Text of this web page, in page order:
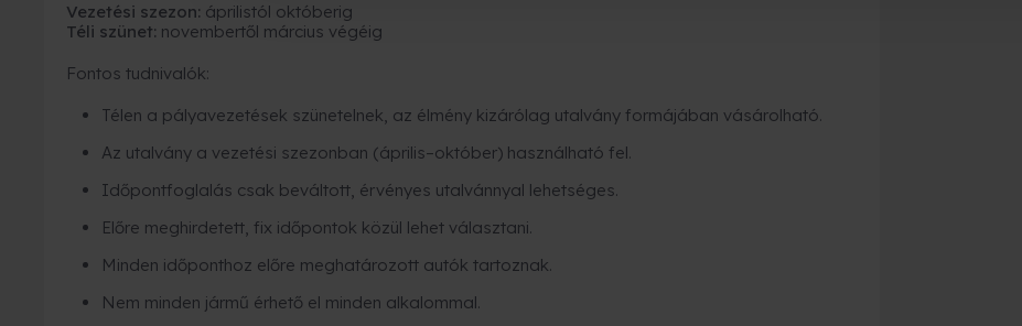
Vezetési szezon: áprilistól októberig
Téli szünet: novembertől március végéig
Fontos tudnivalók:
Télen a pályavezetések szünetelnek, az élmény kizárólag utalvány formájában vásárolható.
Az utalvány a vezetési szezonban (április–október) használható fel.
Időpontfoglalás csak beváltott, érvényes utalvánnyal lehetséges.
Előre meghirdetett, fix időpontok közül lehet választani.
Minden időponthoz előre meghatározott autók tartoznak.
Nem minden jármű érhető el minden alkalommal.